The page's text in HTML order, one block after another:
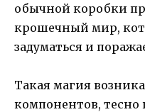
обычной коробки
крошечный мир,
задуматься и
Такая магия
компонентов,